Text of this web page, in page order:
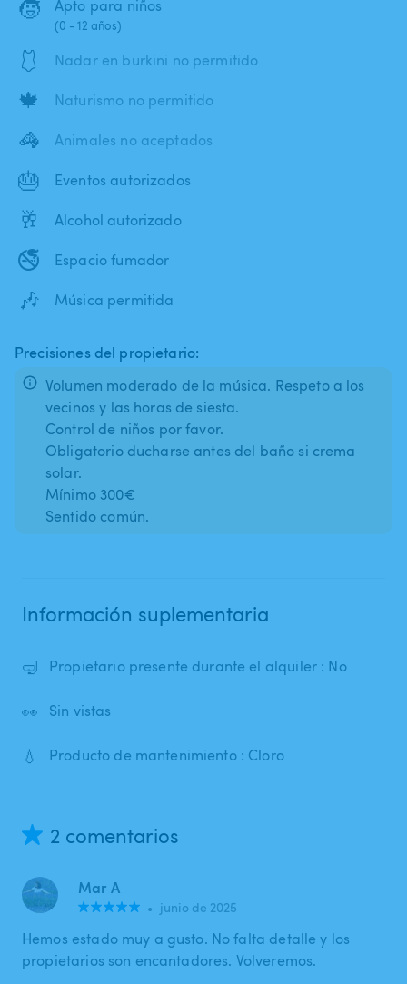
🧒 Apto para niños
(0 - 12 años)
🩱 Nadar en burkini no permitido
🍁 Naturismo no permitido
🦓 Animales no aceptados
🎂 Eventos autorizados
🥂 Alcohol autorizado
🚭 Espacio fumador
🎶 Música permitida
Precisiones del propietario:
Volumen moderado de la música. Respeto a los
vecinos y las horas de siesta.
Control de niños por favor.
Obligatorio ducharse antes del baño si crema
solar.
Mínimo 300€
Sentido común.
Información suplementaria
🤿 Propietario presente durante el alquiler : No
👀 Sin vistas
💧 Producto de mantenimiento : Cloro
2 comentarios
Mar A
• junio de 2025
Hemos estado muy a gusto. No falta detalle y los
propietarios son encantadores. Volveremos.